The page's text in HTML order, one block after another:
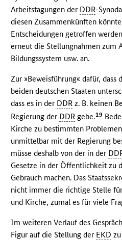
Arbeitstagungen der DDR-
diesen Zusammenkünften
Entscheidungen getroffen
erneut die Stellungnahmen zum
Bildungssystem usw. an.
Zur »Beweisführung« dafür,
beiden deutschen Staaten
dass es in der DDR z. B. keinen
Regierung der DDR gebe.19
Kirche zu bestimmten
unmittelbar mit der Regierung
müsse deshalb von der in der
Gesetze in der Öffentlichkeit zu
Gebrauch machen. Das
nicht immer die richtige Stelle
und Kirche, zumal es für viele
Im weiteren Verlauf des
Figur auf die Stellung der EKD